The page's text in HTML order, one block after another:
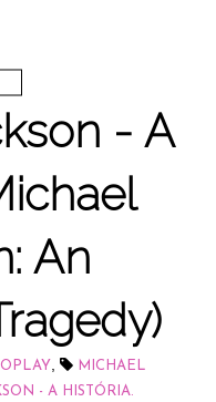
- A
An
MICHAEL
- A HISTÓRIA.